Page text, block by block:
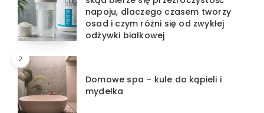
napoju, dlaczego czasem tworzy
osad i czym różni się od zwykłej
odżywki białkowej
2
Domowe spa – kule do kąpieli i
mydełka